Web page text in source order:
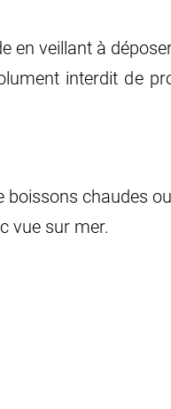
en veillant à
interdit de
boissons chaudes
vue sur mer.